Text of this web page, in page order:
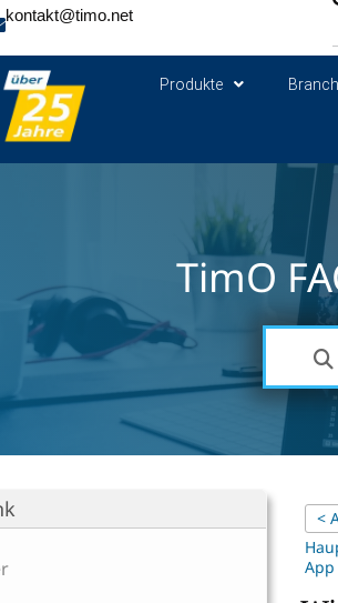
kontakt@timo.net
Produkte
TimO
<